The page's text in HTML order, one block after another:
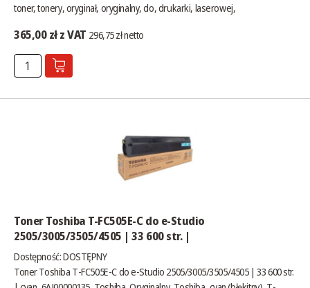
toner, tonery, oryginał, oryginalny, do, drukarki, laserowej,
365,00 zł z VAT 296,75 zł netto
Toner Toshiba T-FC505E-C do e-Studio
2505/3005/3505/4505 | 33 600 str. |
Dostępność:DOSTĘPNY
Toner Toshiba T-FC505E-C do e-Studio 2505/3005/3505/4505 | 33 600 str.